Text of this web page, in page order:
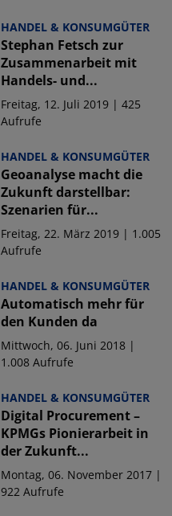
HANDEL & KONSUMGÜTER
Stephan Fetsch zur
Zusammenarbeit mit
Handels- und...
Freitag, 12. Juli 2019 | 425
Aufrufe
HANDEL & KONSUMGÜTER
Geoanalyse macht die
Zukunft darstellbar:
Szenarien für...
Freitag, 22. März 2019 | 1.005
Aufrufe
HANDEL & KONSUMGÜTER
Automatisch mehr für
den Kunden da
Mittwoch, 06. Juni 2018 |
1.008 Aufrufe
HANDEL & KONSUMGÜTER
Digital Procurement –
KPMGs Pionierarbeit in
der Zukunft...
Montag, 06. November 2017 |
922 Aufrufe